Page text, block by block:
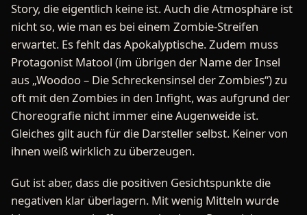
Story, die eigentlich keine ist. Auch die Atmosphäre ist
nicht so, wie man es bei einem Zombie-Streifen
erwartet. Es fehlt das Apokalyptische. Zudem muss
Protagonist Matool (im übrigen der Name der Insel
aus „Woodoo – Die Schreckensinsel der Zombies“) zu
oft mit den Zombies in den Infight, was aufgrund der
Choreografie nicht immer eine Augenweide ist.
Gleiches gilt auch für die Darsteller selbst. Keiner von
ihnen weiß wirklich zu überzeugen.
Gut ist aber, dass die positiven Gesichtspunkte die
negativen klar überlagern. Mit wenig Mitteln wurde